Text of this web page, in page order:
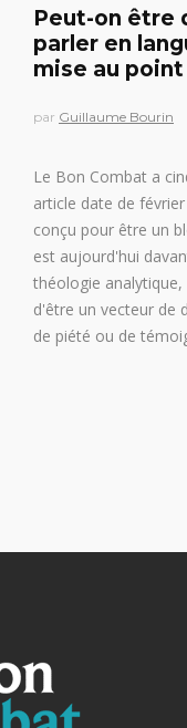
Peut-on être
parler en
mise au point
par Guillaume Bourin
Le Bon Combat a
article date de
conçu pour être un
est aujourd'hui
théologie
d'être un vecteur de
de piété ou de